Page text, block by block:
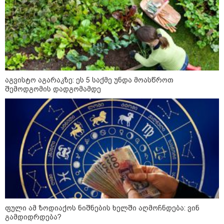
მიწოდება, რომ მასწავლებელი
სექსუალურად ავიწროებდა,
ფაქტობრივად, წაქეზება იყო" -
პროკურორი
კატეგორიის ყველა სიახლე
კატეგორიები
აგვისტო აგარაკზე: ეს 5 საქმე უნდა მოასწროთ
შემოდგომის დადგომამდე
ფული ამ ზოდიაქოს ნიშნების ხელში აღმოჩნდება: ვინ
გამდიდრდება?